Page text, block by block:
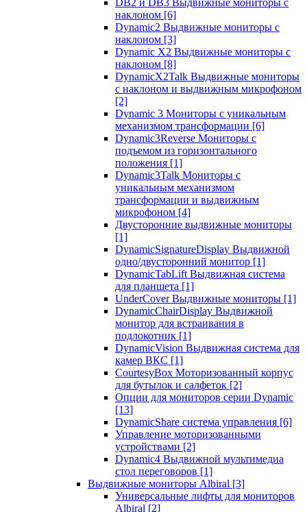
DB2 и DB3 Выдвижные мониторы с
наклоном [6]
Dynamic2 Выдвижные мониторы с
наклоном [3]
Dynamic X2 Выдвижные мониторы с
наклоном [8]
DynamicX2Talk Выдвижные мониторы
с наклоном и выдвижным микрофоном
[2]
Dynamic 3 Мониторы с уникальным
механизмом трансформации [6]
Dynamic3Reverse Мониторы с
подъемом из горизонтального
положения [1]
Dynamic3Talk Мониторы с
уникальным механизмом
трансформации и выдвижным
микрофоном [4]
Двусторонние выдвижные мониторы
[1]
DynamicSignatureDisplay Выдвижной
одно/двусторонний монитор [1]
DynamicTabLift Выдвижная система
для планшета [1]
UnderCover Выдвижные мониторы [1]
DynamicChairDisplay Выдвижной
монитор для встраивания в
подлокотник [1]
DynamicVision Выдвижная система для
камер ВКС [1]
CourtesyBox Моторизованный корпус
для бутылок и салфеток [2]
Опции для мониторов серии Dynamic
[13]
DynamicShare система управления [6]
Управление моторизованными
устройствами [2]
Dynamic4 Выдвижной мультимедиа
стол переговоров [1]
Выдвижные мониторы Albiral [3]
Универсальные лифты для мониторов
Albiral [2]